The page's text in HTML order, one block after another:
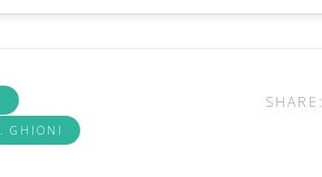
GHIONI
SHARE: